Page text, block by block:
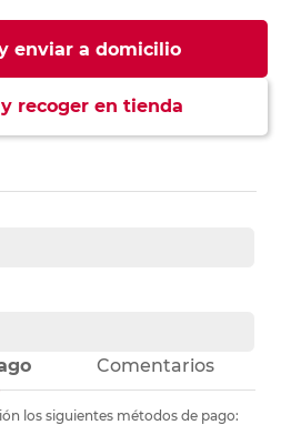
enviar a domicilio
recoger en tienda
Comentarios
los siguientes métodos de pago: